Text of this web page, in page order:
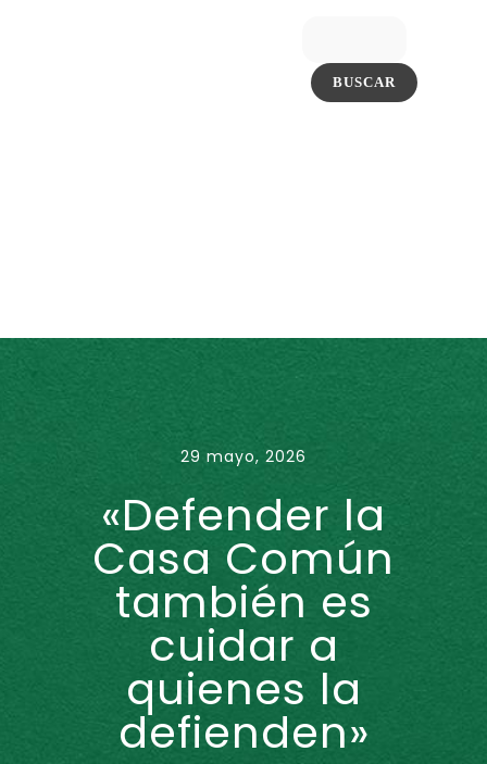
29 mayo, 2026
«Defender la
Casa Común
también es
cuidar a
quienes la
defienden»